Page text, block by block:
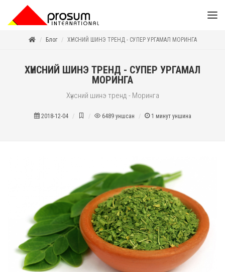
Блог ХҮНСНИЙ ШИНЭ ТРЕНД - СУПЕР УРГАМАЛ МОРИНГА
ХҮНСНИЙ ШИНЭ ТРЕНД - СУПЕР УРГАМАЛ
МОРИНГА
Хүнсний шинэ тренд - Моринга
2018-12-04 6489 уншсан 1 минут уншина